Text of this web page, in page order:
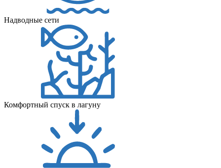
Надводные сети
Комфортный спуск в лагуну